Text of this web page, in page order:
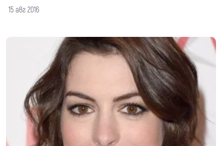
15 авг 2016